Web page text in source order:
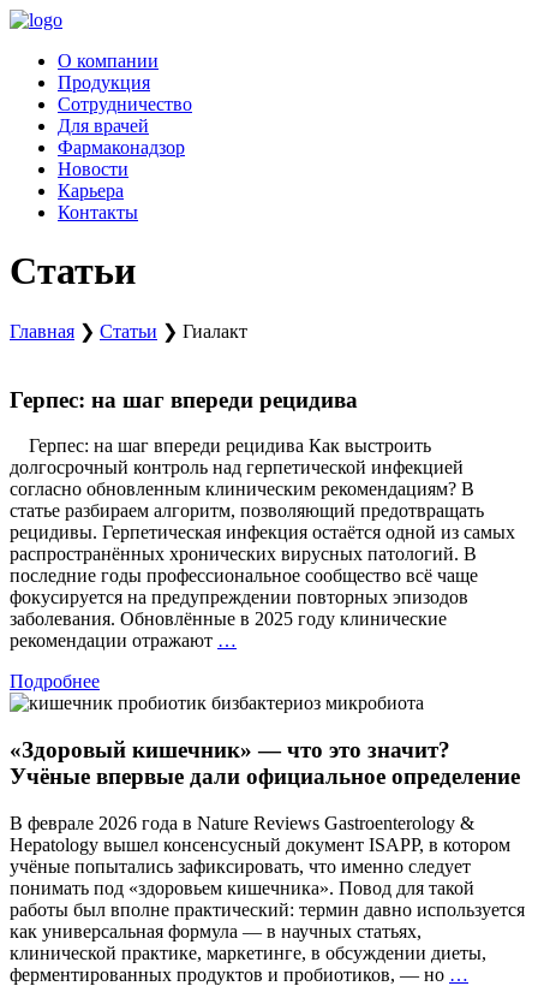
Перейти
содержимому
О компании
Продукция
Сотрудничество
Для врачей
Фармаконадзор
Новости
Карьера
Контакты
Статьи
Главная ❯ Статьи ❯ Гиалакт
Герпес: на шаг впереди рецидива
Герпес: на шаг впереди рецидива Как выстроить
долгосрочный контроль над герпетической инфекцией
согласно обновленным клиническим рекомендациям? В
статье разбираем алгоритм, позволяющий предотвращать
рецидивы. Герпетическая инфекция остаётся одной из самых
распространённых хронических вирусных патологий. В
последние годы профессиональное сообщество всё чаще
фокусируется на предупреждении повторных эпизодов
заболевания. Обновлённые в 2025 году клинические
рекомендации отражают …
впереди
Подробнее
«Здоровый кишечник» — что это значит?
Учёные впервые дали официальное определение
В феврале 2026 года в Nature Reviews Gastroenterology &
Hepatology вышел консенсусный документ ISAPP, в котором
учёные попытались зафиксировать, что именно следует
понимать под «здоровьем кишечника». Повод для такой
работы был вполне практический: термин давно используется
как универсальная формула — в научных статьях,
клинической практике, маркетинге, в обсуждении диеты,
ферментированных продуктов и пробиотиков, — но …